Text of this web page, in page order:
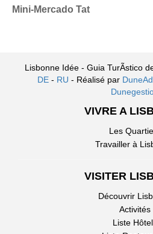
Mini-Mercado Tat
Lisbonne Idée - Guia TurÃ­stico
DE- RU - Réalisé par
VIVRE A
Les
Travailler à
VISITER
Découvrir
Activités
Liste